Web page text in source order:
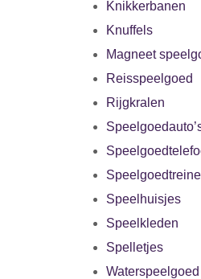
Knikkerbanen
Knuffels
Magneet
Reisspeelgoed
Rijgkralen
Speelhuisjes
Speelkleden
Spelletjes
Waterspeelgoed